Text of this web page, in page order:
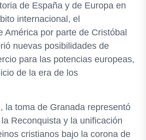
de España y de Europa en
internacional, el
América por parte de Cristóbal
nuevas posibilidades de
para las potencias europeas,
de la era de los
la toma de Granada representó
Reconquista y la unificación
cristianos bajo la corona de